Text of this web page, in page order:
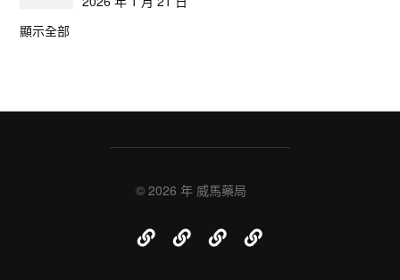
顯示全部
© 2026 年 威馬藥局